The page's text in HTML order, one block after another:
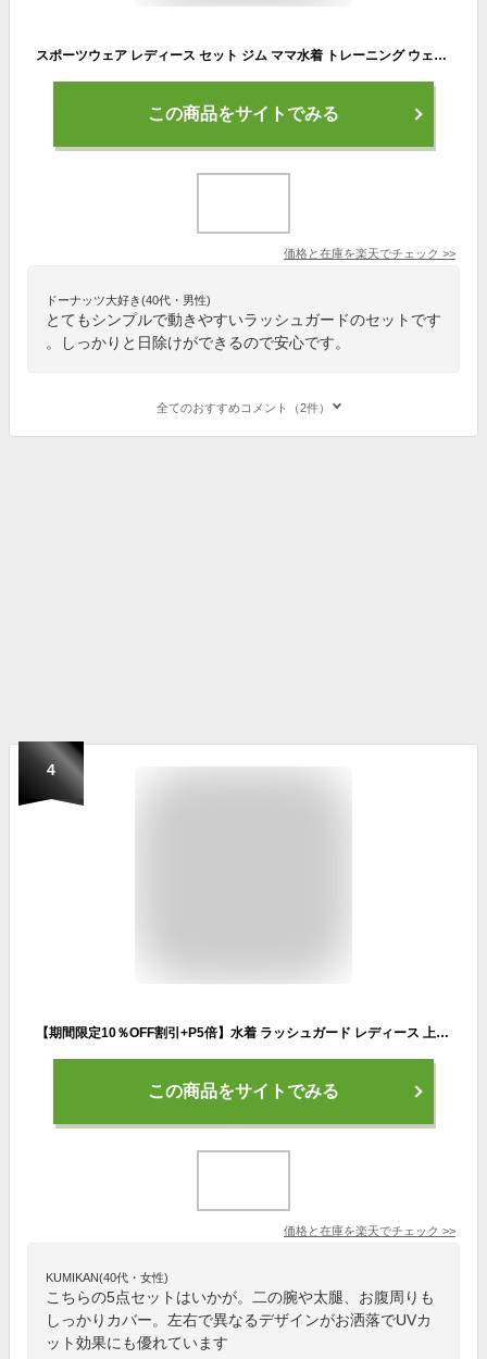
スポーツウェア レディース セット ジム ママ水着 トレーニング ウェア ラッシュガード 上下 セット スポーツブラ ラッシュレギンス 長袖 トップス ラッシュパーカー ママ水着 フィットネスウェア プール 半袖 おしゃれ ヨガウェア 送料無料
この商品をサイトでみる
価格と在庫を楽天でチェック >>
ドーナッツ大好き(40代・男性)
とてもシンプルで動きやすいラッシュガードのセットです
。しっかりと日除けができるので安心です。
全てのおすすめコメント（2件）
4
【期間限定10％OFF割引+P5倍】水着 ラッシュガード レディース 上下セット 体型カバー おしゃれ 長袖 セットアップ 5点セット フィットネス プール セパレート タンクトップ レギンス ショートパンツ シンプル ネイビー フードなし かわいい カップ付き
この商品をサイトでみる
価格と在庫を楽天でチェック >>
KUMIKAN(40代・女性)
こちらの5点セットはいかが。二の腕や太腿、お腹周りも
しっかりカバー。左右で異なるデザインがお洒落でUVカ
ット効果にも優れています